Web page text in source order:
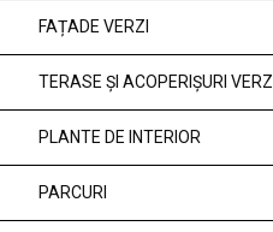
FAȚADE VERZI
TERASE ȘI ACOPERIȘURI VERZI
PLANTE DE INTERIOR
PARCURI